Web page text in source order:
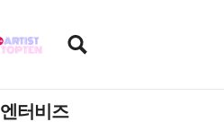
엔터비즈